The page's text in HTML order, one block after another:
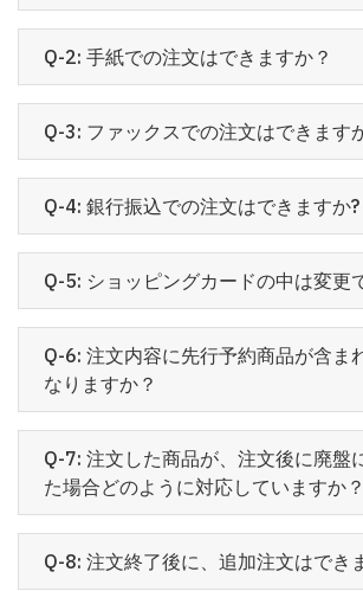
Q-2: 手紙での注文はできますか？
Q-3: ファックスでの注文はできます
Q-4: 銀行振込での注文はできますか?
Q-5: ショッピングカードの中は変更
Q-6: 注文内容に先行予約商品が含ま
なりますか？
Q-7: 注文した商品が、注文後に廃盤
た場合どのように対応していますか？
Q-8: 注文終了後に、追加注文はでき